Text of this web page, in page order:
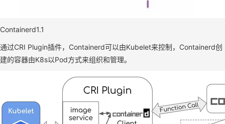
Containerd1.1
通过CRI Plugin插件，Containerd可以由Kubelet来控制，Containerd创
建的容器由K8s以Pod方式来组织和管理。